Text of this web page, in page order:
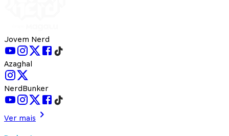
Jovem Nerd
Azaghal
NerdBunker
Ver mais